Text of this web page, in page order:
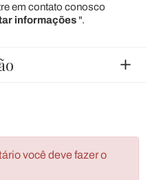
em contato conosco
informações".
você deve fazer o